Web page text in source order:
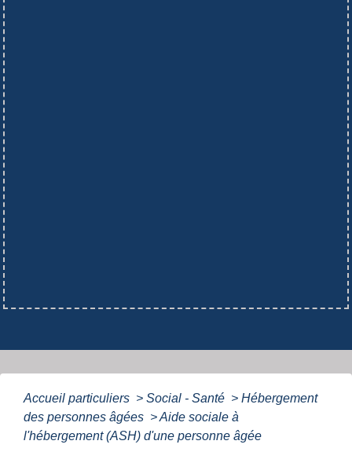
Accueil particuliers > Social - Santé > Hébergement
des personnes âgées >Aide sociale à
l'hébergement (ASH) d'une personne âgée